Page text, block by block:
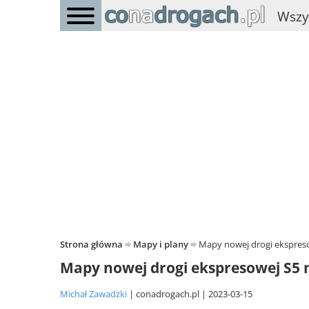
Strona główna Mapy i plany Mapy nowej drogi
Mapy nowej drogi ekspresowej
Michał Zawadzki conadrogach.pl 2023-03-15